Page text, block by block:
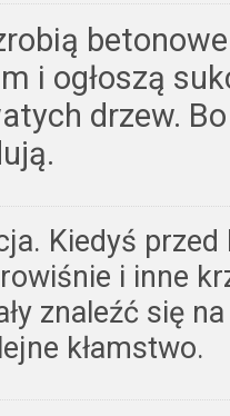
i ogłoszą
drzew.
Kiedyś
i inne
znaleźć się
kłamstwo.